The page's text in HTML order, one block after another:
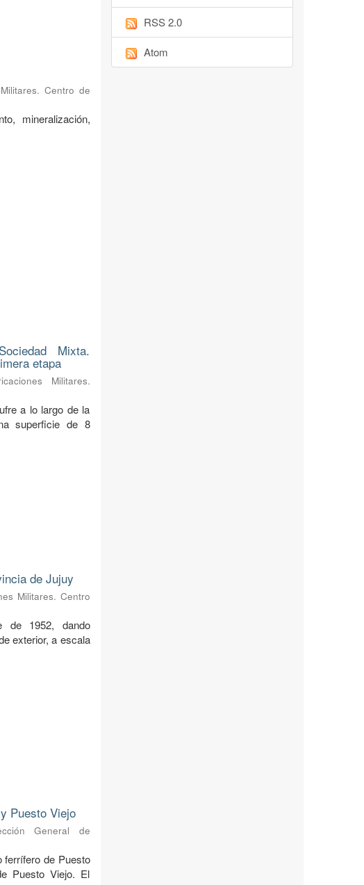
Centro de
mineralización,
Mixta.
etapa
Militares.
a lo largo de la
superficie de 8
de Jujuy
Militares. Centro
de 1952, dando
exterior, a escala
Puesto Viejo
General de
ferrífero de Puesto
Puesto Viejo. El
RSS 2.0
Atom